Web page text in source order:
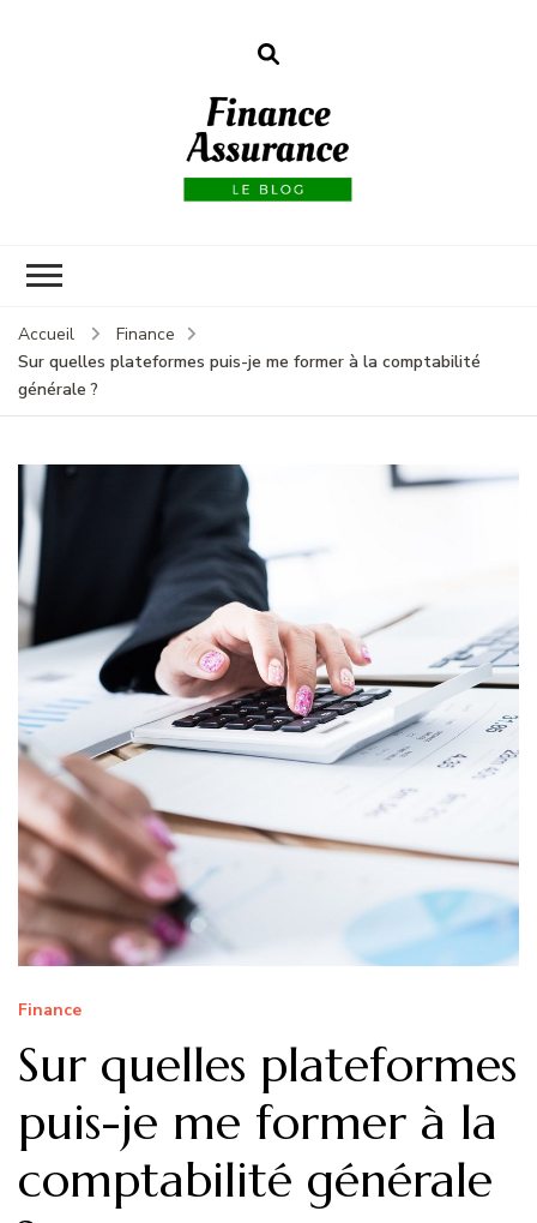
Accueil
Finance
Sur quelles plateformes puis-je me former à la comptabilité
générale ?
Finance
Sur quelles plateformes
puis-je me former à la
comptabilité générale